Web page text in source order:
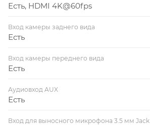
Есть, HDMI 4K@60fps
Вход камеры заднего вида
Есть
Вход камеры переднего вида
Есть
Аудиовход AUX
Есть
Вход для выносного микрофона 3.5 мм Jack